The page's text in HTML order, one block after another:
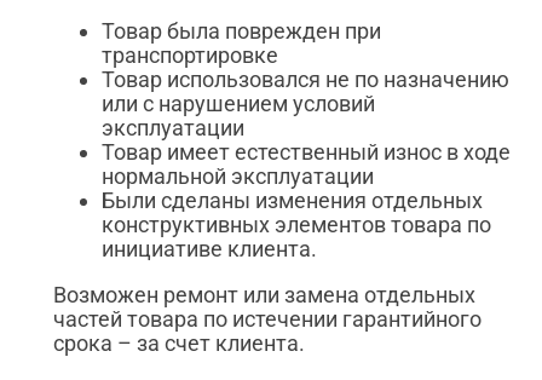
Товар была поврежден при
транспортировке
Товар использовался не по назначению
или с нарушением условий
эксплуатации
Товар имеет естественный износ в ходе
нормальной эксплуатации
Были сделаны изменения отдельных
конструктивных элементов товара по
инициативе клиента.
Возможен ремонт или замена отдельных
частей товара по истечении гарантийного
срока – за счет клиента.